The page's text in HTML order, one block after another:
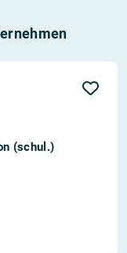
(schul.)